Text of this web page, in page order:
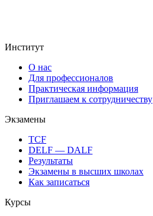
Институт
О нас
Для профессионалов
Практическая информация
Приглашаем к сотрудничеству
Экзамены
TCF
DELF — DALF
Результаты
Экзамены в высших школах
Как записаться
Курсы